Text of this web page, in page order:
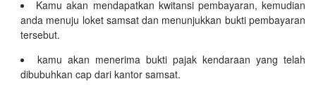
Kamu akan mendapatkan kwitansi pembayaran, kemudian
anda menuju loket samsat dan menunjukkan bukti pembayaran
tersebut.
kamu akan menerima bukti pajak kendaraan yang telah
dibubuhkan cap dari kantor samsat.